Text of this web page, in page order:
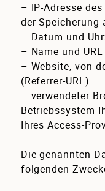
– IP-Adresse
der Speicherung
– Datum und
– Name und
– Website, von
(Referrer-URL)
– verwendeter
Betriebssystem
Ihres Access-
Die genannten
folgenden